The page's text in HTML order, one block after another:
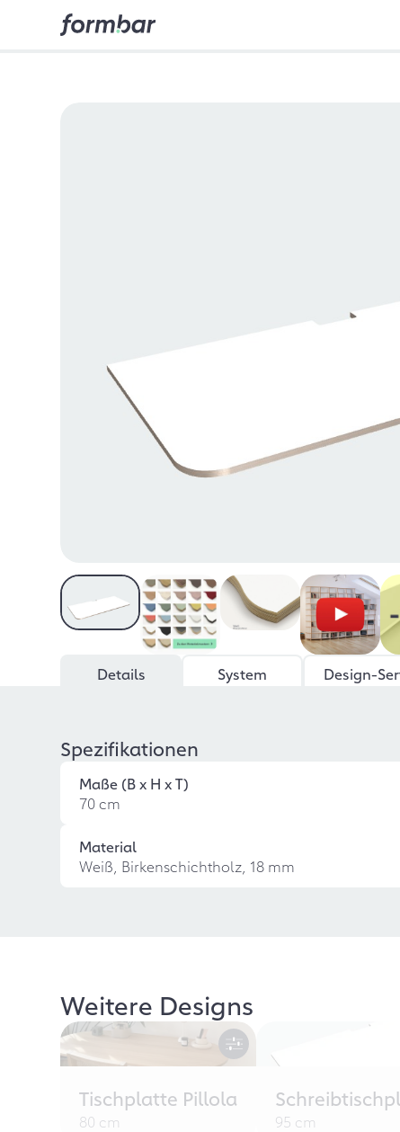
Details
System Design-
Spezifikationen
Maße (B x H x T)
70 cm
Material
Weiß, Birkenschichtholz, 18 mm
Weitere Designs
Tischplatte Pillola
80 cm 95 cm